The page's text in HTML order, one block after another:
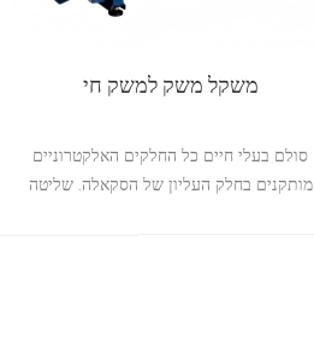
משקל משק למשק חי
סולם בעלי חיים כל החלקים האלקטרוניים
מותקנים בחלק העליון של הסקאלה. שליטה